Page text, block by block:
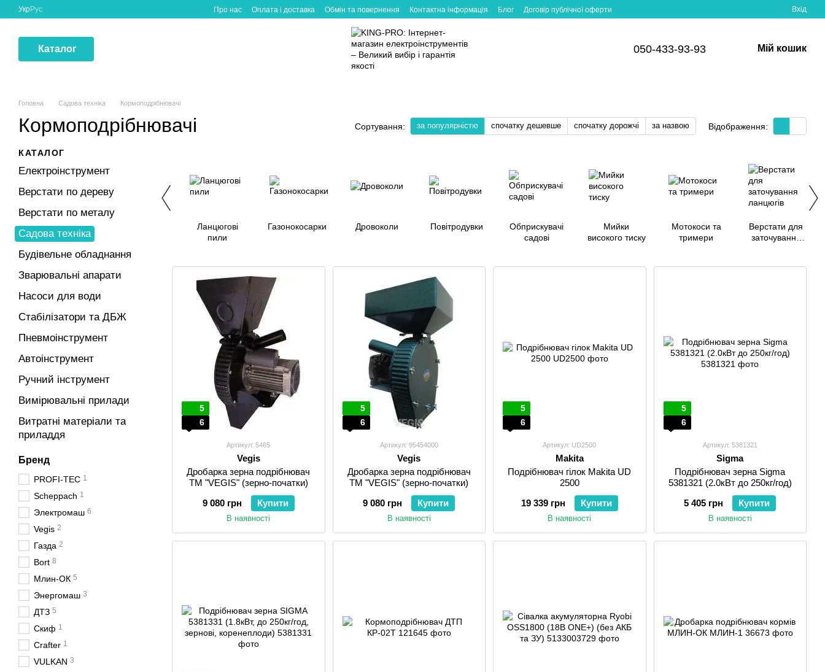
Перейти до основного контенту
УкрРус Про нас Оплата і доставка Обмін та повернення Контактна інформація Блог Договір публічної оферти Вхід
Каталог 050-433-93-93 Мій кошик
Головна Садова техніка Кормоподрібнювачі
Кормоподрібнювачі Сортування: за популярністю спочатку дешевше спочатку дорожчі за назвою Відображення:
Ланцюгові
пили
Газонокосарки Дровоколи Повітродувки
Обприскувачі
садові
Мийки
високого тиску
Мотокоси та
тримери
Верстати для
заточування
5
6
Артикул: 5465
Vegis
Дробарка зерна подрібнювач
ТМ "VEGIS" (зерно-початки)
9 080 грн
Купити
В наявності
5
6
Артикул: 95454000
Vegis
Дробарка зерна подрібнювач
ТМ "VEGIS" (зерно-початки)
9 080 грн
Купити
В наявності
5
6
Артикул: UD2500
Makita
Подрібнювач гілок Makita UD
2500
19 339 грн
Купити
В наявності
5
6
Артикул: 5381321
Sigma
Подрібнювач зерна Sigma
5381321 (2.0кВт до 250кг/год)
5 405 грн
Купити
В наявності
КАТАЛОГ
Електроінструмент
Верстати по дереву
Верстати по металу
Садова техніка
Будівельне обладнання
Зварювальні апарати
Насоси для води
Стабілізатори та ДБЖ
Пневмоінструмент
Автоінструмент
Ручний інструмент
Вимірювальні прилади
Витратні матеріали та
приладдя
Бренд
PROFI-TEC 1
Scheppach 1
Электромаш 6
Vegis 2
Газда 2
Bort 8
Млин-ОК 5
Энергомаш 3
ДТЗ 5
Скиф 1
Crafter 1
VULKAN 3